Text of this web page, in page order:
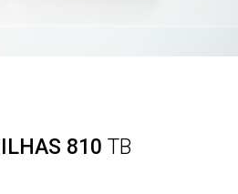
810 TB